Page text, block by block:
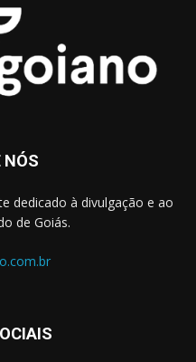
NÓS
dedicado à divulgação e ao
de Goiás.